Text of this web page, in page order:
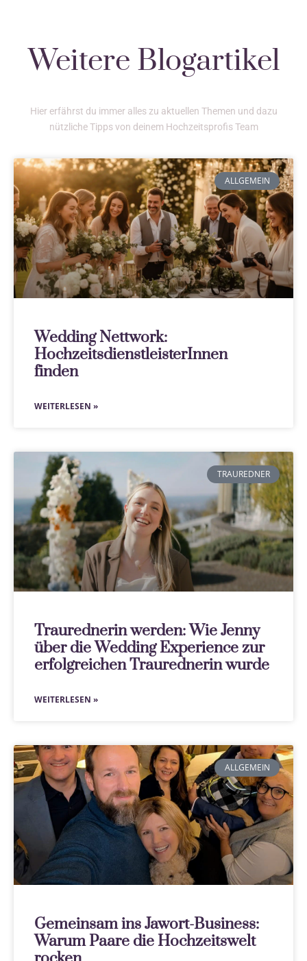
Weitere Blogartikel
Hier erfährst du immer alles zu aktuellen Themen und dazu
nützliche Tipps von deinem Hochzeitsprofis Team
ALLGEMEIN
Wedding Nettwork:
HochzeitsdienstleisterInnen
finden
WEITERLESEN »
TRAUREDNER
Traurednerin werden: Wie Jenny
über die Wedding Experience zur
erfolgreichen Traurednerin wurde
WEITERLESEN »
ALLGEMEIN
Gemeinsam ins Jawort-Business:
Warum Paare die Hochzeitswelt